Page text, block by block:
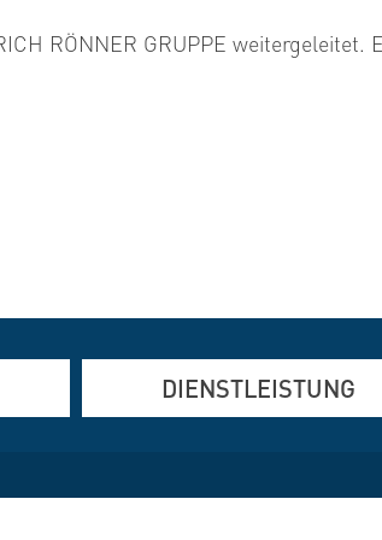
RÖNNER GRUPPE
DIENSTLEISTUNG